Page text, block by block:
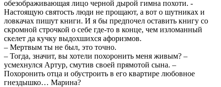
обезображивающая лицо черной дырой гимна похоти. -
Настоящую святость люди не прощают, а вот о шутниках и
ловкачах пишут книги. И я бы предпочел оставить книгу со
скромной строчкой о себе где-то в конце, чем изломанный
скелет да кучку выдохшихся афоризмов.
– Мертвым ты не был, это точно.
– Тогда, значит, вы хотели похоронить меня живым? –
усмехнулся Артур, смутив своей прямотой сына. –
Похоронить отца и обустроить в его квартире любовное
гнездышко… Марина?